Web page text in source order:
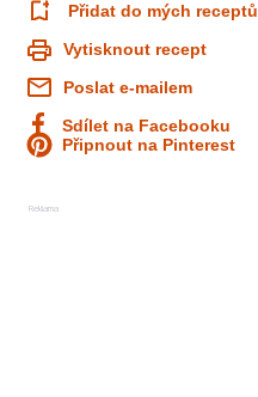
Přidat do mých receptů
Vytisknout recept
Poslat e-mailem
Sdílet na Facebooku
Připnout na Pinterest
Reklama